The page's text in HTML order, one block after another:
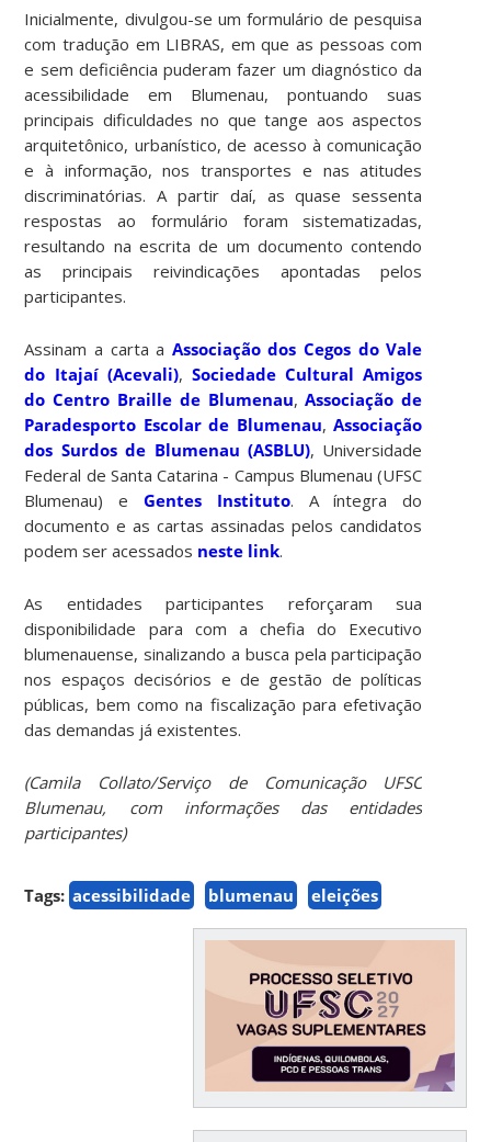
Inicialmente, divulgou-se um formulário de pesquisa
com tradução em LIBRAS, em que as pessoas com
e sem deficiência puderam fazer um diagnóstico da
acessibilidade em Blumenau, pontuando suas
principais dificuldades no que tange aos aspectos
arquitetônico, urbanístico, de acesso à comunicação
e à informação, nos transportes e nas atitudes
discriminatórias. A partir daí, as quase sessenta
respostas ao formulário foram sistematizadas,
resultando na escrita de um documento contendo
as principais reivindicações apontadas pelos
participantes.
Assinam a carta a Associação dos Cegos do Vale
do Itajaí (Acevali), Sociedade Cultural Amigos
do Centro Braille de Blumenau,Associação de
Paradesporto Escolar de Blumenau,Associação
dos Surdos de Blumenau (ASBLU), Universidade
Federal de Santa Catarina - Campus Blumenau (UFSC
Blumenau) eGentes Instituto. A íntegra do
documento e as cartas assinadas pelos candidatos
podem ser acessados neste link.
As entidades participantes reforçaram sua
disponibilidade para com a chefia do Executivo
blumenauense, sinalizando a busca pela participação
nos espaços decisórios e de gestão de políticas
públicas, bem como na fiscalização para efetivação
das demandas já existentes.
(Camila Collato/Serviço de Comunicação UFSC
Blumenau, com informações das entidades
participantes)
Tags: acessibilidade blumenau eleições